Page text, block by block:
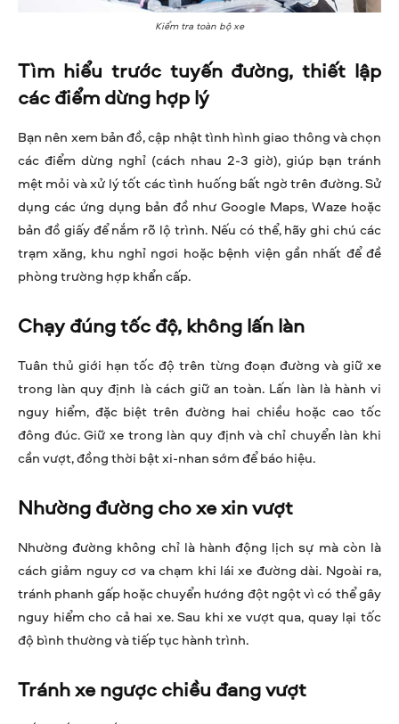
Kiểm tra toàn bộ xe
Tìm hiểu trước tuyến đường, thiết lập
các điểm dừng hợp lý
Bạn nên xem bản đồ, cập nhật tình hình giao thông và chọn
các điểm dừng nghỉ (cách nhau 2-3 giờ), giúp bạn tránh
mệt mỏi và xử lý tốt các tình huống bất ngờ trên đường. Sử
dụng các ứng dụng bản đồ như Google Maps, Waze hoặc
bản đồ giấy để nắm rõ lộ trình. Nếu có thể, hãy ghi chú các
trạm xăng, khu nghỉ ngơi hoặc bệnh viện gần nhất để đề
phòng trường hợp khẩn cấp.
Chạy đúng tốc độ, không lấn làn
Tuân thủ giới hạn tốc độ trên từng đoạn đường và giữ xe
trong làn quy định là cách giữ an toàn. Lấn làn là hành vi
nguy hiểm, đặc biệt trên đường hai chiều hoặc cao tốc
đông đúc. Giữ xe trong làn quy định và chỉ chuyển làn khi
cần vượt, đồng thời bật xi-nhan sớm để báo hiệu.
Nhường đường cho xe xin vượt
Nhường đường không chỉ là hành động lịch sự mà còn là
cách giảm nguy cơ va chạm khi lái xe đường dài. Ngoài ra,
tránh phanh gấp hoặc chuyển hướng đột ngột vì có thể gây
nguy hiểm cho cả hai xe. Sau khi xe vượt qua, quay lại tốc
độ bình thường và tiếp tục hành trình.
Tránh xe ngược chiều đang vượt